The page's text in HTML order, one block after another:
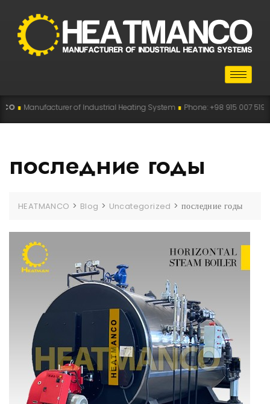
of Industrial Heating System∎Phone: +98 915 007 5194 , +98 915
последние годы
HEATMANCO > Blog > Uncategorized >последние годы